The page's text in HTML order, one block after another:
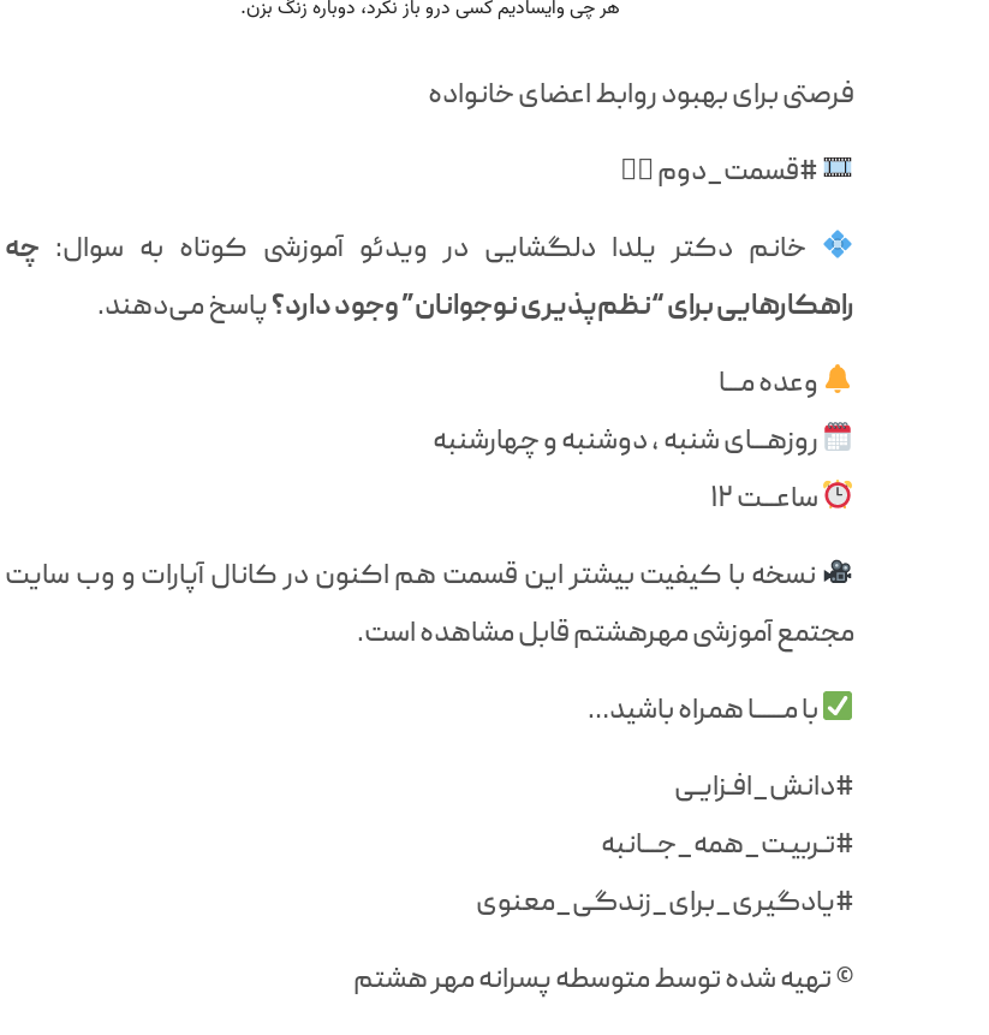
فرصتی برای بهبود روابط اعضای خانواده
#قسمت_دوم ۲
خانم دکتر یلدا دلگشایی در ویدئو آموزشی کوتاه به سوال: چه
راهکارهایی برای “نظم‌پذیری نوجوانان” وجود دارد؟پاسخ می‌دهند.
وعده مـــا
روزهـــای شنبه ، دوشنبه و چهارشنبه
ساعـــت ١٢
نسخه با کیفیت بیشتر این قسمت هم اکنون در کانال آپارات و وب سایت
مجتمع آموزشی مهرهشتم قابل مشاهده است.
با مــــــا همراه باشید…
#دانش_افـزایـی
#تـربیـت_همه_جـــانبه
#یادگیری_برای_زندگی_معنوی
©️ تهیه شده توسط متوسطه پسرانه مهر هشتم